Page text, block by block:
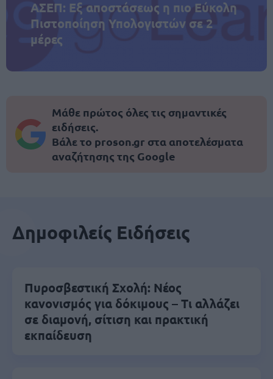
ΑΣΕΠ: Εξ αποστάσεως η πιο Εύκολη
Πιστοποίηση Υπολογιστών σε 2
μέρες
Μάθε πρώτος όλες τις σημαντικές
ειδήσεις.
Βάλε το proson.gr στα αποτελέσματα
αναζήτησης της Google
Δημοφιλείς Ειδήσεις
Πυροσβεστική Σχολή: Νέος
κανονισμός για δόκιμους – Τι αλλάζει
σε διαμονή, σίτιση και πρακτική
εκπαίδευση